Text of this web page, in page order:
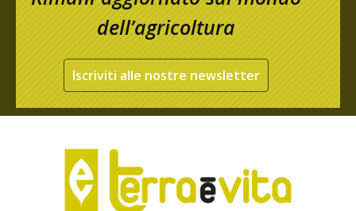
dell’agricoltura
Iscriviti alle nostre newsletter